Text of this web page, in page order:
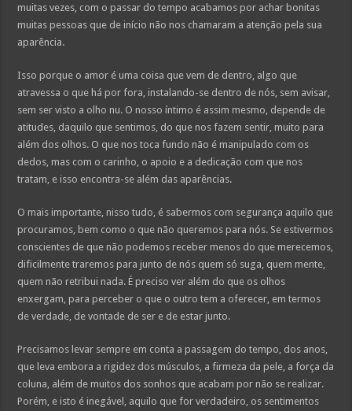
muitas vezes, com o passar do tempo acabamos por achar bonitas
muitas pessoas que de início não nos chamaram a atenção pela sua
aparência.
Isso porque o amor é uma coisa que vem de dentro, algo que
atravessa o que há por fora, instalando-se dentro de nós, sem avisar,
sem ser visto a olho nu. O nosso íntimo é assim mesmo, depende de
atitudes, daquilo que sentimos, do que nos fazem sentir, muito para
além dos olhos. O que nos toca fundo não é manipulado com os
dedos, mas com o carinho, o apoio e a dedicação com que nos
tratam, e isso encontra-se além das aparências.
O mais importante, nisso tudo, é sabermos com segurança aquilo que
procuramos, bem como o que não queremos para nós. Se estivermos
conscientes de que não podemos receber menos do que merecemos,
dificilmente traremos para junto de nós quem só suga, quem mente,
quem não retribui nada. É preciso ver além do que os olhos
enxergam, para perceber o que o outro tem a oferecer, em termos
de verdade, de vontade de ser e de estar junto.
Precisamos levar sempre em conta a passagem do tempo, dos anos,
que leva embora a rigidez dos músculos, a firmeza da pele, a força da
coluna, além de muitos dos sonhos que acabam por não se realizar.
Porém, e isto é inegável, aquilo que for verdadeiro, os sentimentos